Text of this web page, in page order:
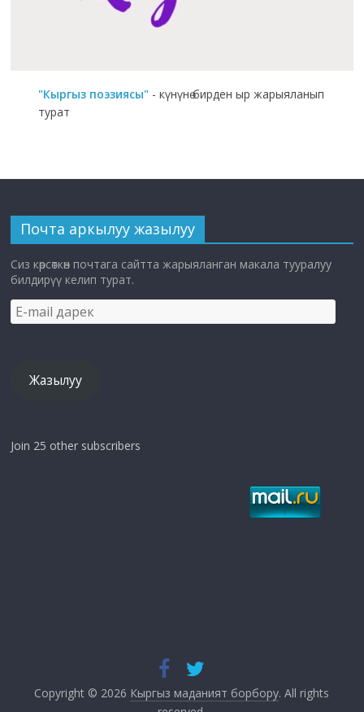
"Кыргыз поэзиясы" - күнүнө бирден ыр жарыяланып
турат
Почта аркылуу жазылуу
Сиз көрсөткөн почтага сайтта жарыяланган макала тууралуу
билдирүү келип турат.
E-
mail
Жазылуу
Join 25 other subscribers
Copyright © 2026 Кыргыз маданият борбору. All rights